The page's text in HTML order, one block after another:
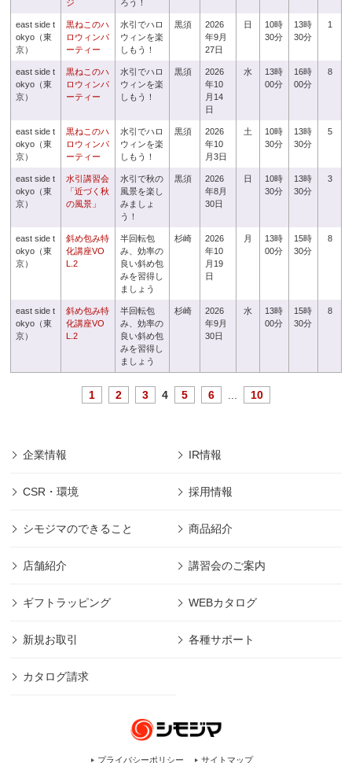
ジ
ろう！
east side t
okyo（東
京）
黒ねこのハ
ロウィンパ
ーティー
水引でハロ
ウィンを楽
しもう！
黒須
2026
年9月
27日
日
10時
30分
13時
30分
1
east side t
okyo（東
京）
黒ねこのハ
ロウィンパ
ーティー
水引でハロ
ウィンを楽
しもう！
黒須
2026
年10
月14
日
水
13時
00分
16時
00分
8
east side t
okyo（東
京）
黒ねこのハ
ロウィンパ
ーティー
水引でハロ
ウィンを楽
しもう！
黒須
2026
年10
月3日
土
10時
30分
13時
30分
5
east side t
okyo（東
京）
水引講習会
「近づく秋
の風景」
水引で秋の
風景を楽し
みましょ
う！
黒須
2026
年8月
30日
日
10時
30分
13時
30分
3
east side t
okyo（東
京）
斜め包み特
化講座VO
L.2
半回転包
み、効率の
良い斜め包
みを習得し
ましょう
杉崎
2026
年10
月19
日
月
13時
00分
15時
30分
8
east side t
okyo（東
京）
斜め包み特
化講座VO
L.2
半回転包
み、効率の
良い斜め包
みを習得し
ましょう
杉崎
2026
年9月
30日
水
13時
00分
15時
30分
8
1 2 3 4 5 6 10
企業情報 IR情報
CSR・環境 採用情報
シモジマのできること 商品紹介
店舗紹介 講習会のご案内
ギフトラッピング WEBカタログ
新規お取引 各種サポート
カタログ請求
プライバシーポリシー サイトマップ